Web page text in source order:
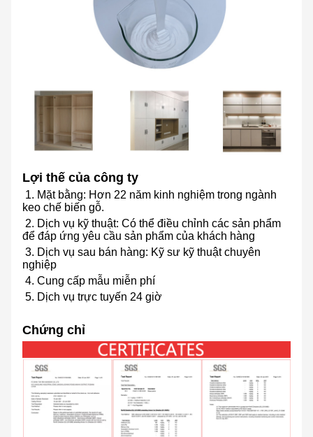
Lợi thế của công ty
1. Mặt bằng: Hơn 22 năm kinh nghiệm trong ngành
keo chế biến gỗ.
2. Dịch vụ kỹ thuật: Có thể điều chỉnh các sản phẩm
để đáp ứng yêu cầu sản phẩm của khách hàng
3. Dịch vụ sau bán hàng: Kỹ sư kỹ thuật chuyên
nghiệp
4. Cung cấp mẫu miễn phí
5. Dịch vụ trực tuyến 24 giờ
Chứng chỉ